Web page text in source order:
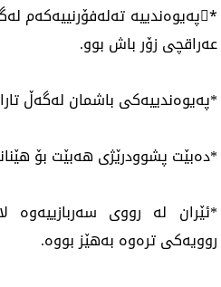
*ُپه‌یوه‌ندییه‌ ته‌له‌فۆرنییه‌كه‌م
عه‌راقچی‌ زۆر باش بوو.
*په‌یوه‌ندییه‌كی‌ باشمان له‌گه‌ڵ‌
*ده‌بێت پشوودرێژی‌ هه‌بێت بۆ
*ئێران له‌ رووی‌ سه‌ربازییه‌وه‌
روویه‌كی‌ تره‌وه‌ به‌هێز بووه‌.